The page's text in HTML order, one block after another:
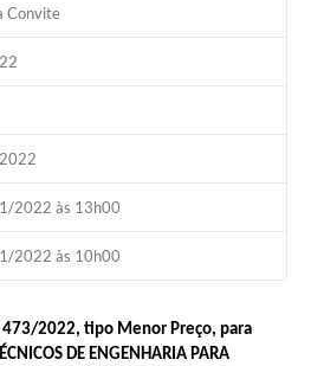
Convite
2022 às 13h00
2022 às 10h00
473/2022, tipo Menor Preço, para
DE ENGENHARIA PARA